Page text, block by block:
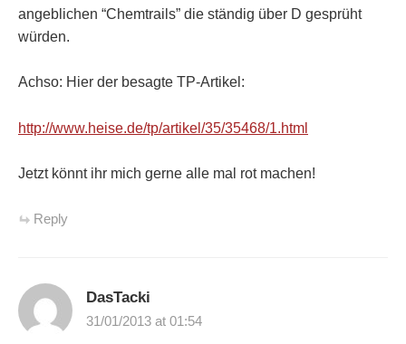
angeblichen “Chemtrails” die ständig über D gesprüht
würden.
Achso: Hier der besagte TP-Artikel:
http://www.heise.de/tp/artikel/35/35468/1.html
Jetzt könnt ihr mich gerne alle mal rot machen!
Reply
DasTacki
31/01/2013 at 01:54